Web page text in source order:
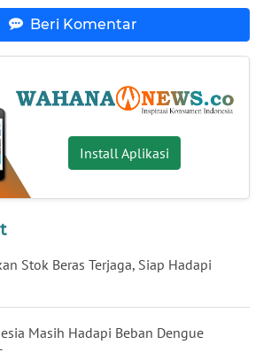
Beri Komentar
Install Aplikasi
Stok Beras Terjaga, Siap Hadapi
Masih Hadapi Beban Dengue